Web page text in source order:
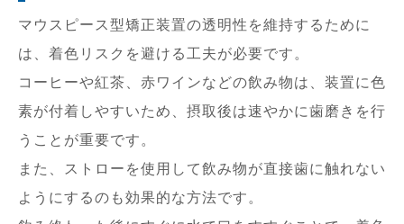
マウスピース型矯正装置の透明性を維持するために
は、着色リスクを避ける工夫が必要です。
コーヒーや紅茶、赤ワインなどの飲み物は、装置に色
素が付着しやすいため、摂取後は速やかに歯磨きを行
うことが重要です。
また、ストローを使用して飲み物が直接歯に触れない
ようにするのも効果的な方法です。